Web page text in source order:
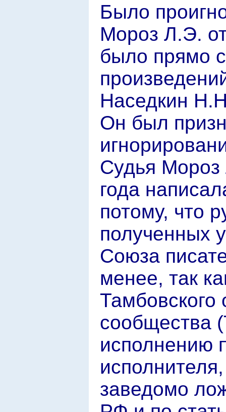
Было
Мороз Л.Э.
было прямо
Наседкин
Он был
Судья
года
потому, что
полученных
Союза
менее, так
Тамбовского
сообщества
исполнению
заведомо